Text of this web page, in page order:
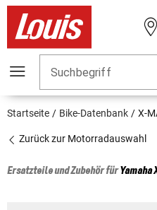
Suchbegriff
Startseite Bike-Datenbank X-
Zurück zur Motorradauswahl
Ersatzteile und Zubehör fürYamaha